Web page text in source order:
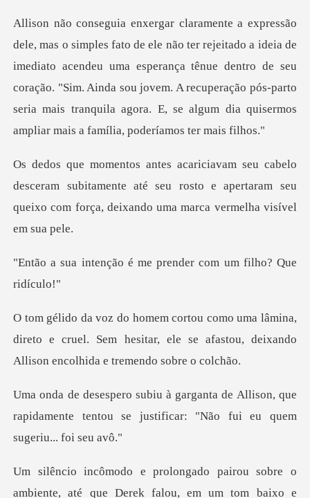
ia de
imediato acendeu uma esperança tênue dentro de seu
coração. "Sim. Ainda sou jovem. A recuperação pós-pa
ram subitamente até seu rosto e apertaram seu
queixo com
é me prender com um
,
direto e cruel. Sem hesitar, ele se afastou, deix
llison, que
rapidamente tentou se justifica
o
ambiente, até que Derek falou, em um tom baix